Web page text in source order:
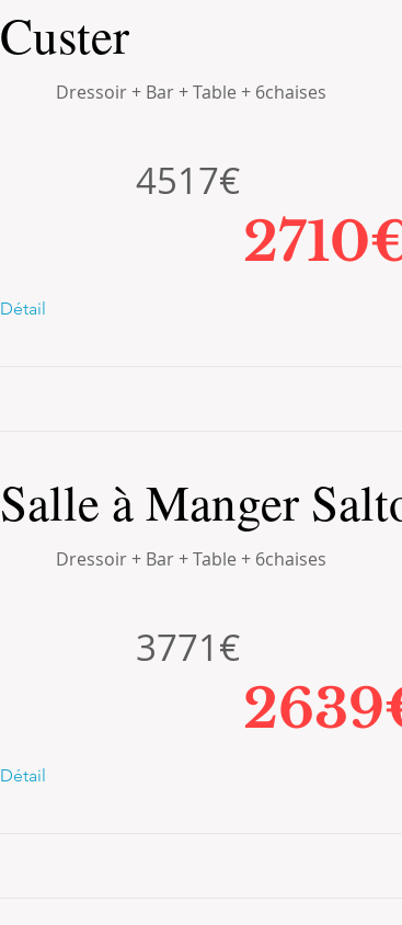
Custer
Dressoir + Bar + Table + 6chaises
4517€
Détail
Salle à Manger
Dressoir + Bar + Table + 6chaises
3771€
Détail